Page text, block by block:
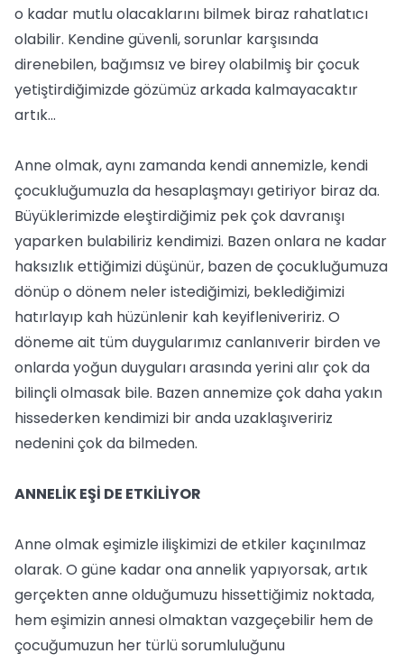
o kadar mutlu olacaklarını bilmek biraz rahatlatıcı
olabilir. Kendine güvenli, sorunlar karşısında
direnebilen, bağımsız ve birey olabilmiş bir çocuk
yetiştirdiğimizde gözümüz arkada kalmayacaktır
artık...
Anne olmak, aynı zamanda kendi annemizle, kendi
çocukluğumuzla da hesaplaşmayı getiriyor biraz da.
Büyüklerimizde eleştirdiğimiz pek çok davranışı
yaparken bulabiliriz kendimizi. Bazen onlara ne kadar
haksızlık ettiğimizi düşünür, bazen de çocukluğumuza
dönüp o dönem neler istediğimizi, beklediğimizi
hatırlayıp kah hüzünlenir kah keyifleniveririz. O
döneme ait tüm duygularımız canlanıverir birden ve
onlarda yoğun duyguları arasında yerini alır çok da
bilinçli olmasak bile. Bazen annemize çok daha yakın
hissederken kendimizi bir anda uzaklaşıveririz
nedenini çok da bilmeden.
ANNELİK EŞİ DE ETKİLİYOR
Anne olmak eşimizle ilişkimizi de etkiler kaçınılmaz
olarak. O güne kadar ona annelik yapıyorsak, artık
gerçekten anne olduğumuzu hissettiğimiz noktada,
hem eşimizin annesi olmaktan vazgeçebilir hem de
çocuğumuzun her türlü sorumluluğunu